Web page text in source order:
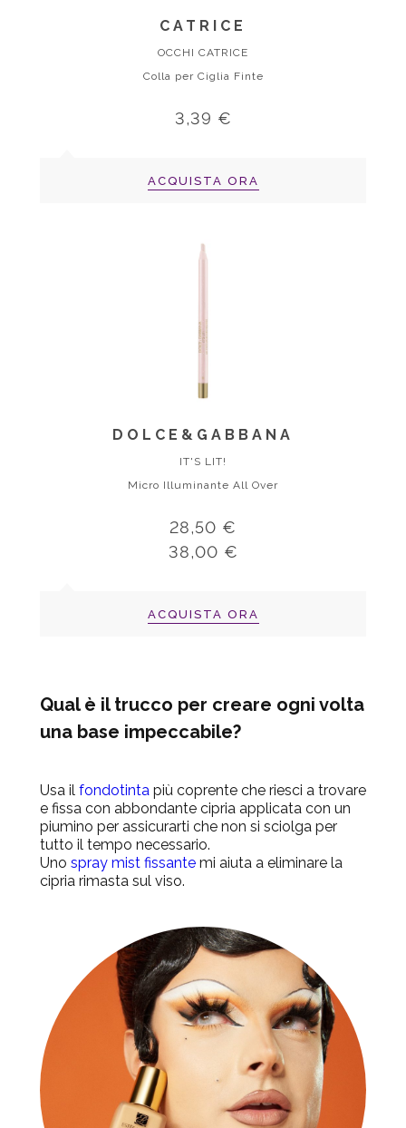
CATRICE
OCCHI CATRICE
Colla per Ciglia Finte
3,39 €
ACQUISTA ORA
DOLCE&GABBANA
IT'S LIT!
Micro Illuminante All Over
28,50 €
38,00 €
ACQUISTA ORA
Qual è il trucco per creare ogni volta
una base impeccabile?
Usa il fondotinta più coprente che riesci a trovare
e fissa con abbondante cipria applicata con un
piumino per assicurarti che non si sciolga per
tutto il tempo necessario.
Uno spray mist fissante mi aiuta a eliminare la
cipria rimasta sul viso.